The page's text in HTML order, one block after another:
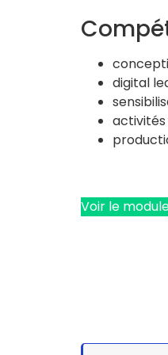
digital
Voir le